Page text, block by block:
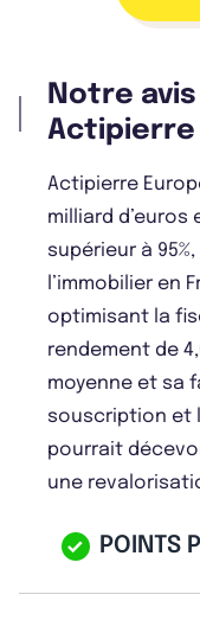
Notre avis
Actipierre
Actipierre
milliard
supérieur à
l’immobilier en
optimisant la
rendement de
moyenne et sa
souscription et
pourrait
une
POINTS